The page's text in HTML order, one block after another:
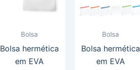
Bolsa
Bolsa hermética
em EVA
Bolsa
Bolsa hermética
em EVA